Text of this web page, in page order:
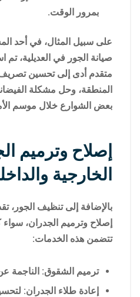
بمرور الوقت.
على سبيل المثال، في أحد
صيانة الجور في العديلية،
متقدم أدى إلى تحسين
المنطقة، وحل مشكلة
بعض الشوارع خلال موسم
إصلاح وترميم
الخارجية
بالإضافة إلى تنظيف الجور،
إصلاح وترميم الجدران، سواء
تتضمن هذه الخدمات:
ترميم الشقوق: الناجمة
إعادة طلاء الجدران: